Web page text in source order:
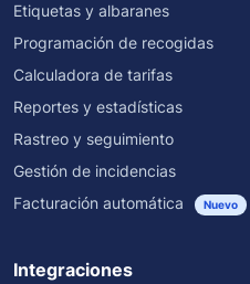
Etiquetas y albaranes
Programación de recogidas
Calculadora de tarifas
Reportes y estadísticas
Rastreo y seguimiento
Gestión de incidencias
Facturación automática
Nuevo
Integraciones